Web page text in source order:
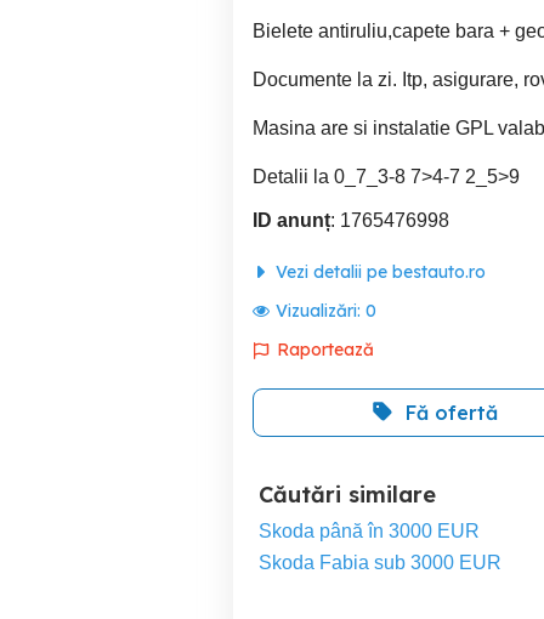
Bielete antiruliu,capete bara +
Documente la zi. Itp, asigurare,
Masina are si instalatie GPL
Detalii la 0_7_3-8 7>4-7 2_5>9
ID anunț: 1765476998
Vezi detalii pe bestauto.ro
Vizualizări: 0
Raportează
Fă ofertă
Căutări similare
Skoda până în 3000 EUR
Skoda Fabia sub 3000 EUR